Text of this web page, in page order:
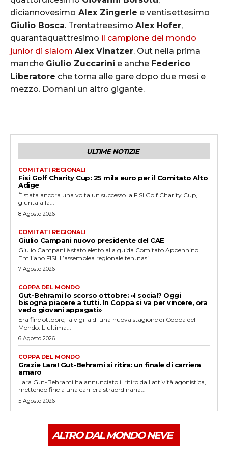
diciannovesimo Alex Zingerle e ventisettesimo
Giulio Bosca. Trentatreesimo Alex Hofer,
quarantaquattresimo il campione del mondo
junior di slalom Alex Vinatzer. Out nella prima
manche Giulio Zuccarini e anche Federico
Liberatore che torna alle gare dopo due mesi e
mezzo. Domani un altro gigante.
ULTIME NOTIZIE
COMITATI REGIONALI
Fisi Golf Charity Cup: 25 mila euro per il Comitato Alto
Adige
È stata ancora una volta un successo la FISI Golf Charity Cup,
giunta alla...
8 Agosto 2026
COMITATI REGIONALI
Giulio Campani nuovo presidente del CAE
Giulio Campani è stato eletto alla guida Comitato Appennino
Emiliano FISI. L’assemblea regionale tenutasi...
7 Agosto 2026
COPPA DEL MONDO
Gut-Behrami lo scorso ottobre: «I social? Oggi
bisogna piacere a tutti. In Coppa si va per vincere, ora
vedo giovani appagati»
Era fine ottobre, la vigilia di una nuova stagione di Coppa del
Mondo. L'ultima...
6 Agosto 2026
COPPA DEL MONDO
Grazie Lara! Gut-Behrami si ritira: un finale di carriera
amaro
Lara Gut-Behrami ha annunciato il ritiro dall'attività agonistica,
mettendo fine a una carriera straordinaria...
5 Agosto 2026
ALTRO DAL MONDO NEVE